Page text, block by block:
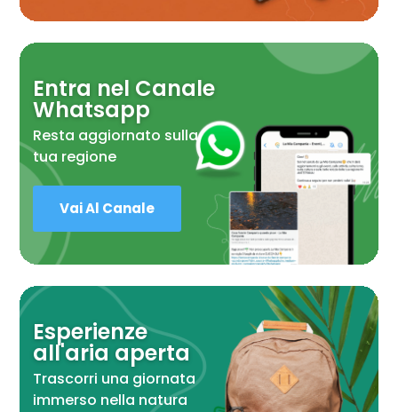
Entra nel Canale
Whatsapp
Resta aggiornato sulla
tua regione
Vai Al Canale
Esperienze
all'aria aperta
Trascorri una giornata
immerso nella natura